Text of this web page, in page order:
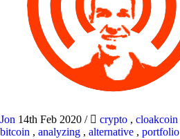
Jon 14th Feb 2020 / crypto , cloakcoin
bitcoin , analyzing , alternative , portfolio